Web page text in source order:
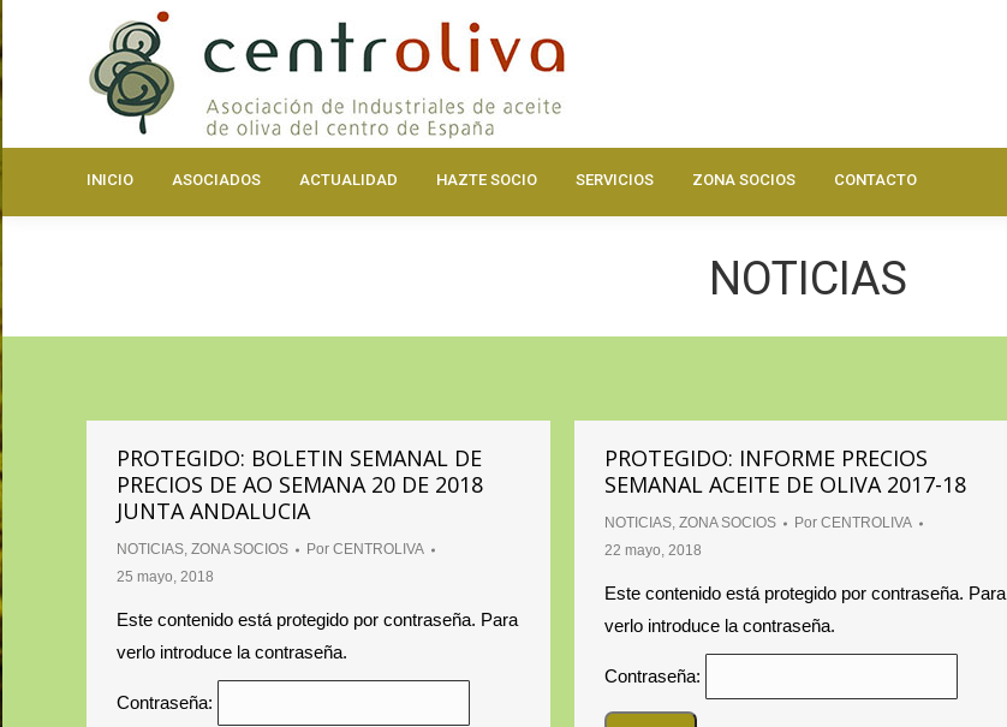
INICIO ASOCIADOS ACTUALIDAD HAZTE SOCIO SERVICIOS ZONA SOCIOS CONTACTO
NOTICIAS
PROTEGIDO: BOLETIN SEMANAL DE
PRECIOS DE AO SEMANA 20 DE 2018
JUNTA ANDALUCIA
NOTICIAS, ZONA SOCIOS Por CENTROLIVA
25 mayo, 2018
Este contenido está protegido por contraseña. Para
verlo introduce la contraseña.
Contraseña:
PROTEGIDO: INFORME PRECIOS
SEMANAL ACEITE DE OLIVA 2017-18
NOTICIAS, ZONA SOCIOS Por CENTROLIVA
22 mayo, 2018
Este contenido está protegido por contraseña. Para
verlo introduce la contraseña.
Contraseña:
ASOCIADOS